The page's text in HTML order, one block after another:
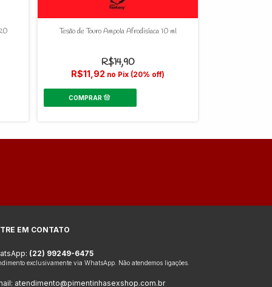
Tesão de Touro Ampola Afrodisíaca 10 ml
R$14,90
R$11,92 no Pix (20% off)
EM CONTATO
(22) 99249-6475
exclusivamente via WhatsApp. Não atendemos ligações.
atendimento@pimentinhasexshop.com.br